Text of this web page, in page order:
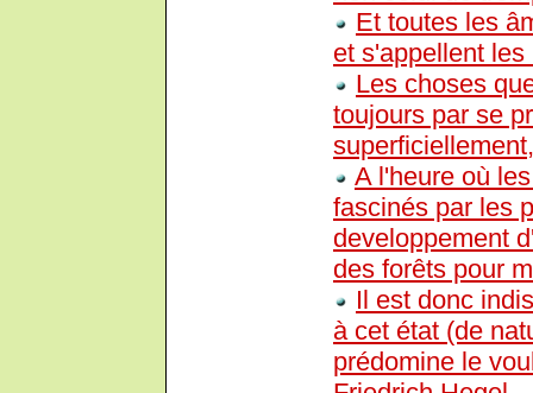
Et toutes les
et s'appellent
Les choses
toujours par se
A l'heure où
fascinés par les
developpement
des forêts pour
Il est donc
à cet état (de
prédomine le